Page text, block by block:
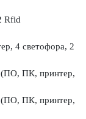
Rfid
4 светофора, 2
(ПО, ПК, принтер,
(ПО, ПК, принтер,